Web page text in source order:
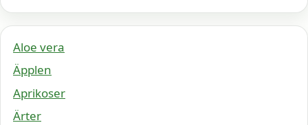
Aloe vera
Äpplen
Aprikoser
Ärter